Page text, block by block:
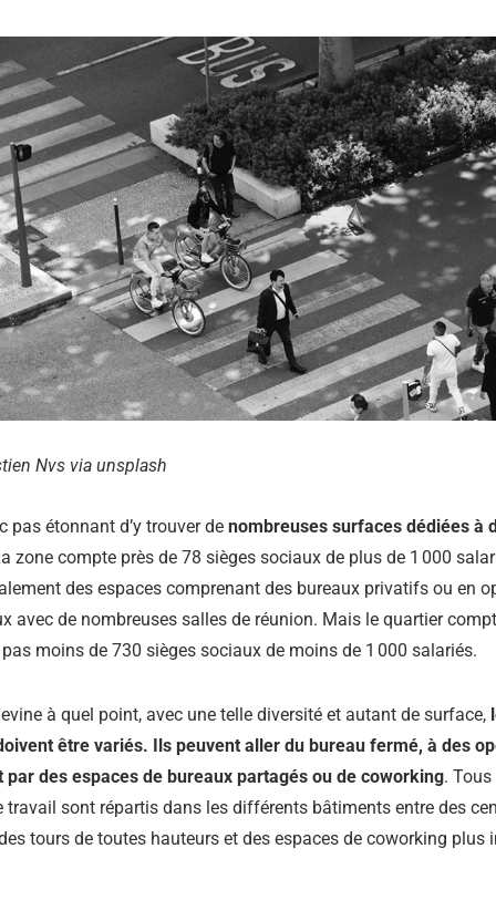
Nvs via unsplash
pas étonnant d’y trouver de nombreuses surfaces dédiées à
zone compte près de 78 sièges sociaux de plus de 1 000
des espaces comprenant des bureaux privatifs ou en
avec de nombreuses salles de réunion. Mais le quartier
moins de 730 sièges sociaux de moins de 1 000 salariés.
à quel point, avec une telle diversité et autant de surface,
être variés. Ils peuvent aller du bureau fermé, à des
par des espaces de bureaux partagés ou de coworking. Tous
travail sont répartis dans les différents bâtiments entre des
tours de toutes hauteurs et des espaces de coworking plus